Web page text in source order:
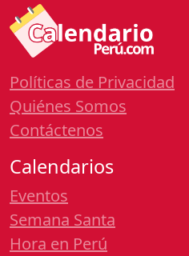
Políticas de Privacidad
Quiénes Somos
Contáctenos
Calendarios
Eventos
Semana Santa
Hora en Perú